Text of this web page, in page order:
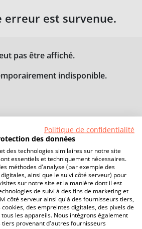
erreur est survenue.
pas être affiché.
indisponible.
Politique de confidentialité
des données
des technologies similaires sur notre site
essentiels et techniquement nécessaires.
méthodes d'analyse (par exemple des
ainsi que le suivi côté serveur) pour
sur notre site et la manière dont il est
de suivi à des fins de marketing et
côté serveur ainsi qu'à des fournisseurs tiers,
des empreintes digitales, des pixels de
les appareils. Nous intégrons également
provenant d'autres fournisseurs